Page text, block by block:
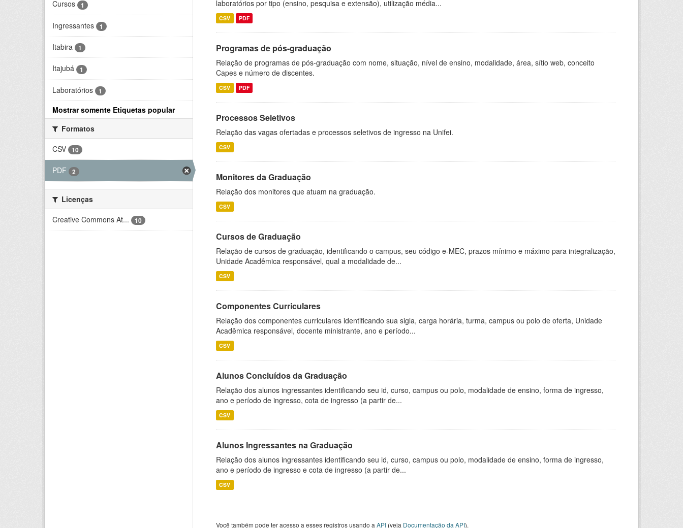
Cursos 1
Ingressantes 1
Itabira 1
Itajubá 1
Laboratórios 1
Mostrar somente Etiquetas popular
Formatos
CSV
10
PDF 2
Licenças
Creative Commons At...
10
laboratórios por tipo (ensino, pesquisa e extensão), utilização média...
CSV PDF
Programas de pós-graduação
Relação de programas de pós-graduação com nome, situação, nível de ensino, modalidade, área, sítio web, conceito
Capes e número de discentes.
CSV PDF
Processos Seletivos
Relação das vagas ofertadas e processos seletivos de ingresso na Unifei.
CSV
Monitores da Graduação
Relação dos monitores que atuam na graduação.
CSV
Cursos de Graduação
Relação de cursos de graduação, identificando o campus, seu código e-MEC, prazos mínimo e máximo para integralização,
Unidade Acadêmica responsável, qual a modalidade de...
CSV
Componentes Curriculares
Relação dos componentes curriculares identificando sua sigla, carga horária, turma, campus ou polo de oferta, Unidade
Acadêmica responsável, docente ministrante, ano e período...
CSV
Alunos Concluídos da Graduação
Relação dos alunos ingressantes identificando seu id, curso, campus ou polo, modalidade de ensino, forma de ingresso,
ano e período de ingresso, cota de ingresso (a partir de...
CSV
Alunos Ingressantes na Graduação
Relação dos alunos ingressantes identificando seu id, curso, campus ou polo, modalidade de ensino, forma de ingresso,
ano e período de ingresso e cota de ingresso (a partir de...
CSV
Você também pode ter acesso a esses registros usando a API (veja Documentação da API).